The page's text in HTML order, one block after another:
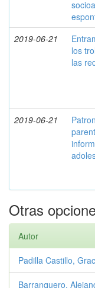
2019-06-21
los
las
2019-06-21
Otras
Autor
Padilla Castillo,
Barranquero,